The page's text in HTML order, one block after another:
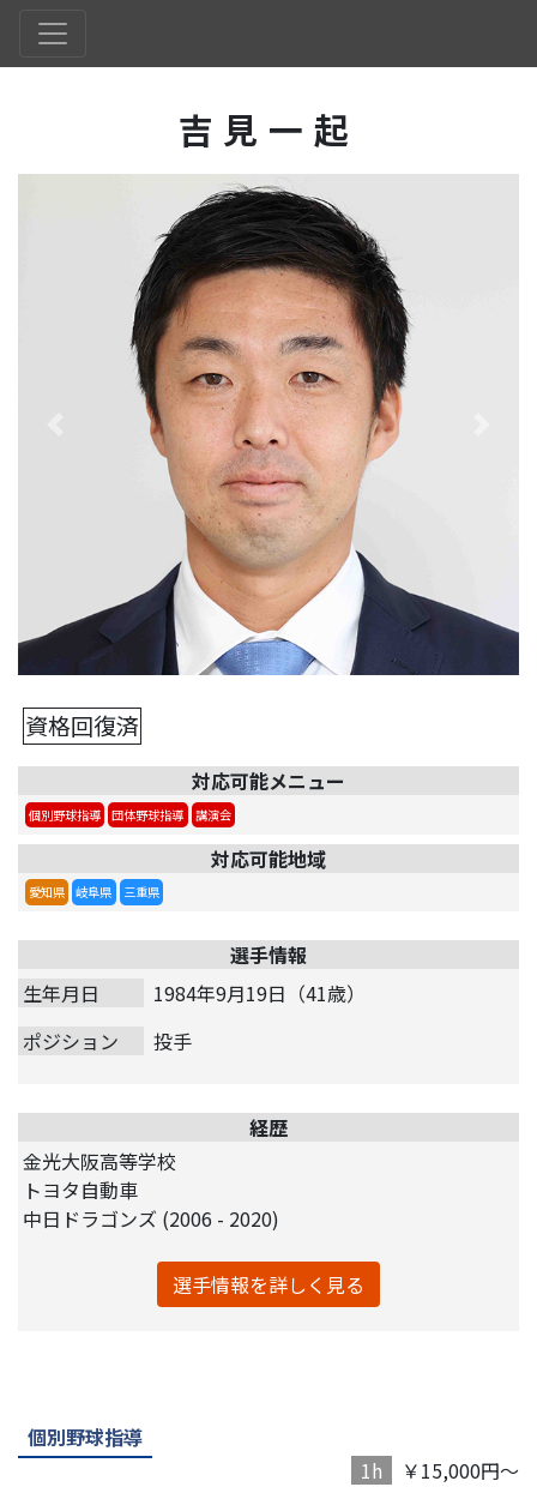
吉見一起
資格回復済
対応可能メニュー
個別野球指導 団体野球指導 講演会
対応可能地域
愛知県 岐阜県 三重県
選手情報
生年月日
1984年9月19日（41歳）
ポジション
投手
経歴
金光大阪高等学校
トヨタ自動車
中日ドラゴンズ (2006 - 2020)
選手情報を詳しく見る
個別野球指導
1h
￥15,000円～